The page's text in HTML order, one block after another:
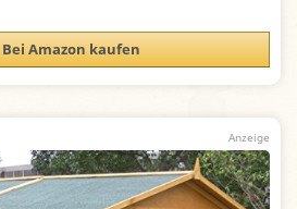
Bei Amazon kaufen